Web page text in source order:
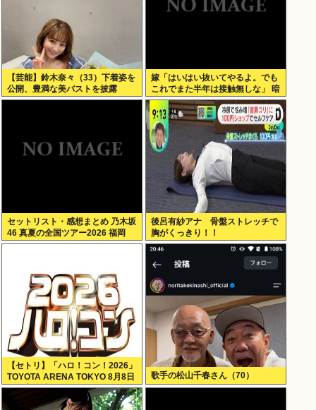
【芸能】鈴木奈々（33）下着姿を
公開、豊満な美バストを披露
嫁「はいはい抜いてやるよ。でも
これでまた半年は接触無しな」 暗
黙のこれツラ過ぎるだろ
セットリスト・感想まとめ 乃木坂
46 真夏の全国ツアー2026 福岡
Day1
後呂有紗アナ 骨盤ストレッチで
胸がくっきり！！
【セトリ】「ハロ！コン！2026」
TOYOTA ARENA TOKYO 8月8日
昼・夜公演セットリス
歌手の松山千春さん（70）